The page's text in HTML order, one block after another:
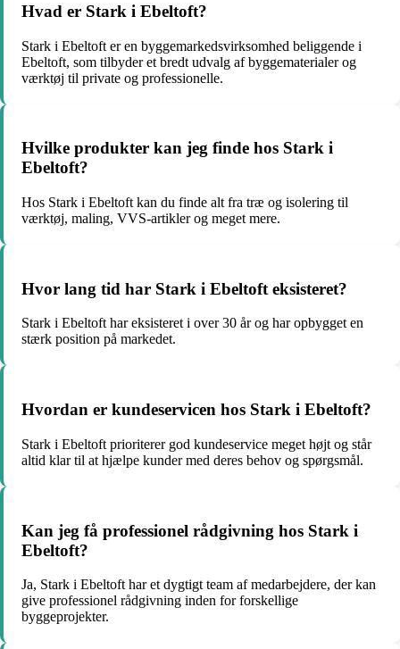
Hvad er Stark i Ebeltoft?
Stark i Ebeltoft er en byggemarkedsvirksomhed beliggende i
Ebeltoft, som tilbyder et bredt udvalg af byggematerialer og
værktøj til private og professionelle.
Hvilke produkter kan jeg finde hos Stark i
Ebeltoft?
Hos Stark i Ebeltoft kan du finde alt fra træ og isolering til
værktøj, maling, VVS-artikler og meget mere.
Hvor lang tid har Stark i Ebeltoft eksisteret?
Stark i Ebeltoft har eksisteret i over 30 år og har opbygget en
stærk position på markedet.
Hvordan er kundeservicen hos Stark i Ebeltoft?
Stark i Ebeltoft prioriterer god kundeservice meget højt og står
altid klar til at hjælpe kunder med deres behov og spørgsmål.
Kan jeg få professionel rådgivning hos Stark i
Ebeltoft?
Ja, Stark i Ebeltoft har et dygtigt team af medarbejdere, der kan
give professionel rådgivning inden for forskellige
byggeprojekter.